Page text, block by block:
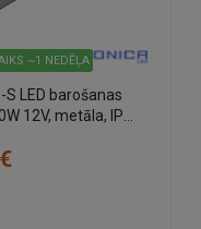
~1 NEDĒĻA
S LED barošanas
12V, metāla, IP20